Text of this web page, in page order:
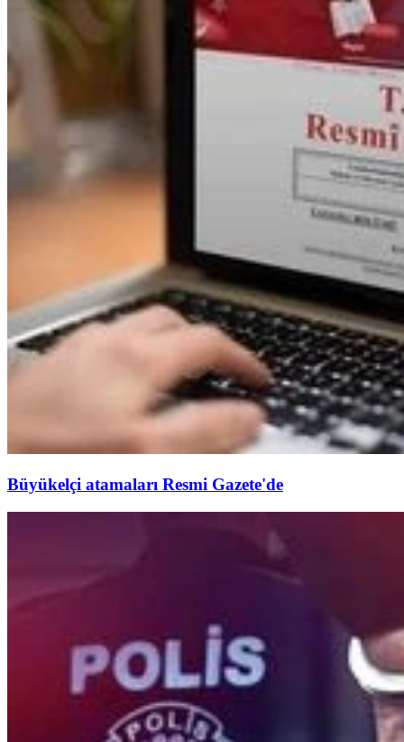
Büyükelçi atamaları Resmi Gazete'de